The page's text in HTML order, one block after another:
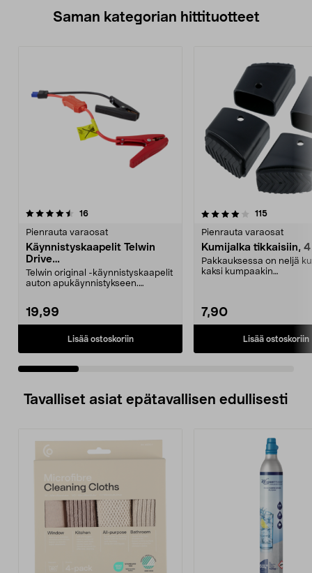
Saman kategorian hittituotteet
16arvostelut
Pienrauta varaosat
Käynnistyskaapelit Telwin
Drive
Mini/9000/13000/1250/150
0/1750, EC5
Telwin original -käynnistyskaapelit
auton apukäynnistykseen.
19,99
Lisää ostoskoriin
4.0 viidestä
115arvostelut
Pienrauta varaosat
Kumijalka tikkaisiin,
Pakkauksessa on neljä
kaksi kumpaakin
7,90
Lisää ostoskoriin
4.5 viidestä
Tavalliset asiat epätavallisen edullisesti